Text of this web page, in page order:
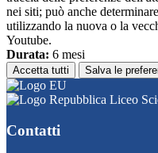
nei siti; può anche
utilizzando la nuova o la
Youtube.
Durata: 6 mesi
Accetta tutti Salva le
Liceo
Contatti